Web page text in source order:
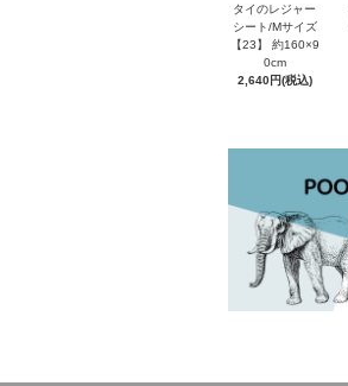
タイのレジャー
シート/Mサイズ
【23】 約160×9
0cm
2,640円(税込)